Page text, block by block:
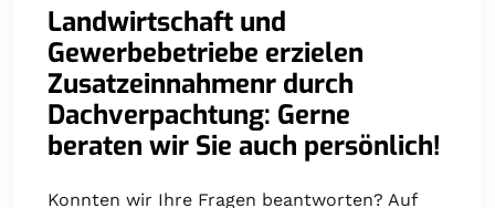
Landwirtschaft und
Gewerbebetriebe erzielen
Zusatzeinnahmenr durch
Dachverpachtung: Gerne
beraten wir Sie auch persönlich!
Konnten wir Ihre Fragen beantworten? Auf